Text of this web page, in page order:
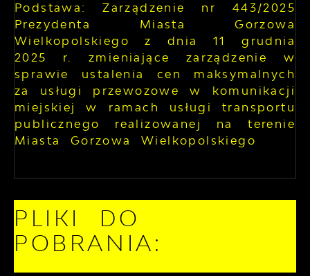
Podstawa: Zarządzenie nr 443/2025
Prezydenta Miasta Gorzowa
Wielkopolskiego z dnia 11 grudnia
2025 r. zmieniające zarządzenie w
sprawie ustalenia cen maksymalnych
za usługi przewozowe w komunikacji
miejskiej w ramach usługi transportu
publicznego realizowanej na terenie
Miasta Gorzowa Wielkopolskiego
PLIKI DO
POBRANIA: